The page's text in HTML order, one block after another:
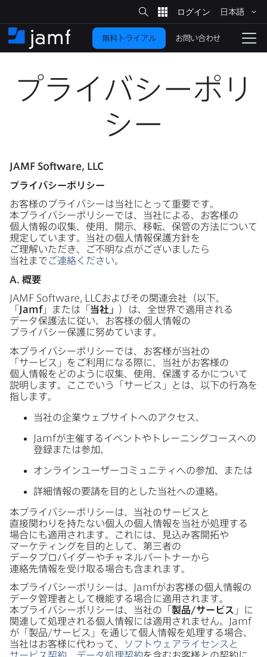
イ
ン
コ
ツ
サ
イ
ト
検
索
日本語
ホ
ー
ナ
無料トライアル お問い合わせ
プライバシーポリ
シー
JAMF Software, LLC
プライバシーポリシー
お客様の​プライバシーは​当社に​とって​重要です。​
本プライバシーポリシーでは、​当社に​よる、​お客様の​
個人情報の​収集、​使用、​開示、​移転、​保管の​方​法に​ついて​
規定しています。​当社の​個人情報保護方​針を​
ご理解いただき、​ご不明な​点が​ございましたら​
当社までご連絡ください。
A. 概要
JAMF Software, LLCおよび​その​関連会社​（以下、​
「
Jamf」または​「 当社」
）は、​全世界で​適用される​
データ保護法に​従い、​お客様の​個人情報の​
プライバシー保護に​努めています。
本プライバシーポリシーでは、​お客様が​当社の​
「サービス」を​ご利用に​なる​際に、​当社が​お客様の​
個人情報を​どのように​収集、​使用、​保護するかに​ついて​
説明します。​ここで​いう​「サービス」とは、​以下の​行為を​
指します。
当社の​企業ウェブサイトへの​アクセス、
Jamfが​主催する​イベントや​トレーニングコースへの​
登録または​参加、
オンラインユーザーコミュニティへの​参加、​または
詳細情報の​要請を​目的とした​当社への​連絡。
本プライバシーポリシーは、​当社の​サービスと​
直接関わりを​持たない​個人の​個人情報を​当社が​処理する​
場合にも​適用されます。​これには、​見込み客開拓や​
マーケティングを​目的と​して、​第三者の​
データプロバイダーや​チャネルパートナーから​
連絡先情報を​受け取る​場合も​含まれます。
本プライバシーポリシーは、
Jamfが​お客様の​個人情報の​
データ管理者と​して​機能する​場合に​適用されます。​
本プライバシーポリシーは、​当社の​「 製品/サービス 」に​
関連して​処理される​個人情報には​適用されません。
Jamf
が​「製品/サービス」を​通じて​個人情報を​処理する​場合、​
当社は​お客様に​代わって、
ソフトウェアライセンスと​